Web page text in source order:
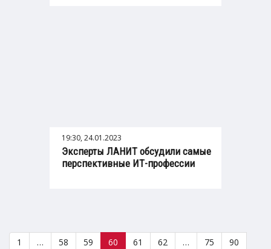
19:30, 24.01.2023
Эксперты ЛАНИТ обсудили самые
перспективные ИТ-профессии
1 … 58 59 60 61 62 … 75
90